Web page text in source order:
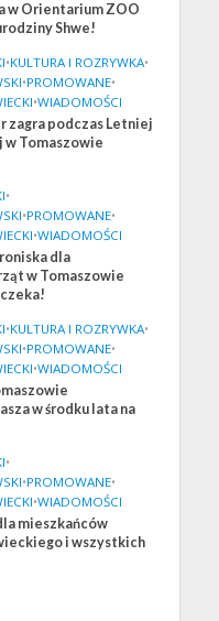
w Orientarium ZOO
Shwe!
•KULTURA I ROZRYWKA•
•PROMOWANE•
•WIADOMOŚCI
zagra podczas Letniej
Tomaszowie
•
•PROMOWANE•
•WIADOMOŚCI
dla
w Tomaszowie
•KULTURA I ROZRYWKA•
•PROMOWANE•
•WIADOMOŚCI
w środku lata na
•
•PROMOWANE•
•WIADOMOŚCI
mieszkańców
i wszystkich